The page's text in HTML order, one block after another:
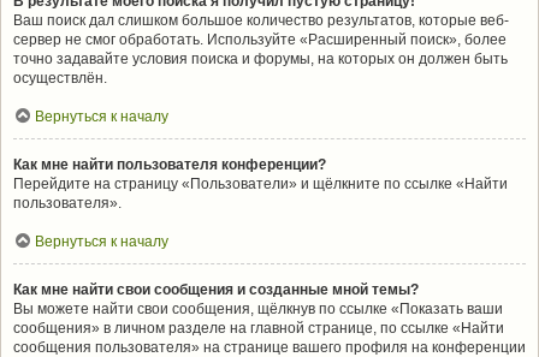
Ваш поиск дал слишком большое количество результатов, которые веб-
сервер не смог обработать. Используйте «Расширенный поиск», более
точно задавайте условия поиска и форумы, на которых он должен быть
осуществлён.
Вернуться к началу
Как мне найти пользователя конференции?
Перейдите на страницу «Пользователи» и щёлкните по ссылке «Найти
пользователя».
Вернуться к началу
Как мне найти свои сообщения и созданные мной темы?
Вы можете найти свои сообщения, щёлкнув по ссылке «Показать ваши
сообщения» в личном разделе на главной странице, по ссылке «Найти
сообщения пользователя» на странице вашего профиля на конференции